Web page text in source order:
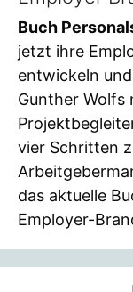
Buch
jetzt ihre
entwickeln
Gunther Wolfs
vier Schritten
das aktuelle
Employer-